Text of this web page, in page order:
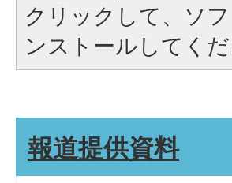
クリックして、ソ
ンストールしてくだ
報道提供資料